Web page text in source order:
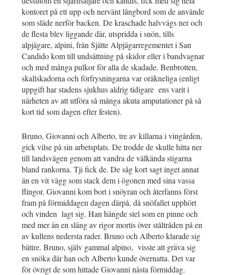
kontoret på ett upp och nervänt långbord som de använde
som släde nerför backen. De kraschade halvvägs ner och
de flesta blev liggande där, utspridda i snön, tills
alpjägare, alpini, från Sjätte Alpjägarregementet i San
Candido kom till undsättning på skidor eller i bandvagnar
och med många pulkor för alla de skadade. Benbrotten,
skallskadorna och förfrysningarna var oräkneliga (enligt
uppgift har stadens sjukhus aldrig tidigare ens varit i
närheten av att utföra så många akuta amputationer på så
kort tid som dagen efter festen).
Bruno, Giovanni och Alberto, tre av killarna i vingården,
gick vilse på sin arbetsplats. De trodde de skulle hitta ner
till landsvägen genom att vandra de välkända stigarna
bland rankorna. Tji fick de. De såg kort sagt inget annat
än en vit vägg som stack dem i ögonen med sina vassa
flingor. Giovanni kom bort i snöyran och återfanns först
fram på förmiddagen dagen därpå, då snöfallet upphört
och vinden lagt sig. Han hängde stel som en pinne och
med mer än en släng av rigor mortis över ståltråden på en
av kullens nedersta rader. Bruno och Alberto klarade sig
bättre. Bruno, själv gammal alpino, visste att gräva sig
en snöka där han och Alberto kunde övernatta. Det var
för övrigt de som hittade Giovanni nästa förmiddag.